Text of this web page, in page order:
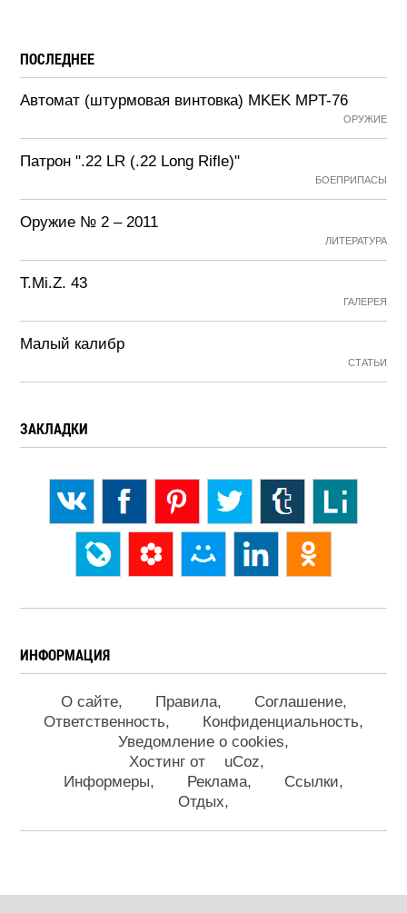
ПОСЛЕДНЕЕ
Автомат (штурмовая винтовка) MKEK MPT-76
ОРУЖИЕ
Патрон ".22 LR (.22 Long Rifle)"
БОЕПРИПАСЫ
Оружие № 2 – 2011
ЛИТЕРАТУРА
T.Mi.Z. 43
ГАЛЕРЕЯ
Малый калибр
СТАТЬИ
ЗАКЛАДКИ
ИНФОРМАЦИЯ
О сайте Правила
Соглашение
Ответственность
Конфиденциальность
Уведомление о cookies
Хостинг от
uCoz
Информеры
Реклама
Ссылки
Отдых